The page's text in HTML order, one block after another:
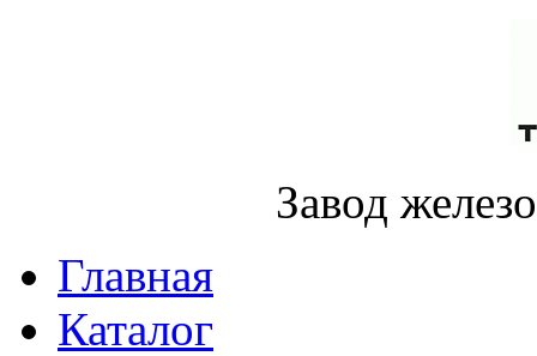
Завод
Главная
Каталог